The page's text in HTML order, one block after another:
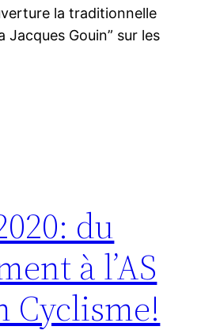
la traditionnelle
Jacques Gouin” sur les
du
à l’AS
Cyclisme!